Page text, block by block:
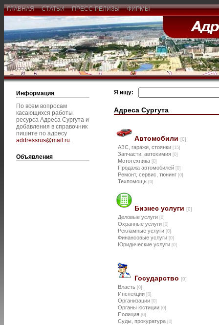
ГЛАВНАЯ СТАТЬИ ПРЕСС-РЕЛИЗЫ ФИРМЫ
Информация
По всем вопросам
касающихся работы
ресурса Адреса Сургута и
добавления в справочник
пишите по адресу
addressrus@mail.ru.
Объявления
Я ищу:
Адреса Сургута
Автомобили [0]
АЗС, гаражи, стоянки [15]
Запчасти, автохимия [0]
Мототехника [0]
Продажа автомобилей [0]
Ремонт, сервис, тюнинг [0]
Техпомощь [0]
Бизнес услуги [0]
Деловые услуги [0]
Охранные услуги [0]
Рекламные услуги [0]
Финансовые услуги [0]
Юридические услуги [0]
Государство [0]
Власть [0]
Инспекции [0]
Организации [0]
Органы юстиции [0]
Полиция [0]
Суды, прокуратура [0]